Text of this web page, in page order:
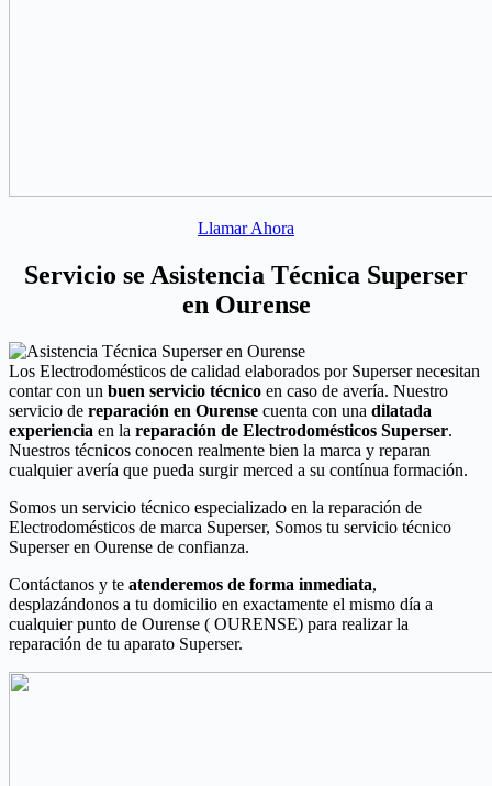
Llamar Ahora
Servicio se Asistencia Técnica Superser
en Ourense
Los Electrodomésticos de calidad elaborados por Superser necesitan
contar con un buen servicio técnico en caso de avería. Nuestro
servicio de reparación en Ourense cuenta con una dilatada
experiencia en la reparación de Electrodomésticos Superser.
Nuestros técnicos conocen realmente bien la marca y reparan
cualquier avería que pueda surgir merced a su contínua formación.
Somos un servicio técnico especializado en la reparación de
Electrodomésticos de marca Superser, Somos tu servicio técnico
Superser en Ourense de confianza.
Contáctanos y te atenderemos de forma inmediata,
desplazándonos a tu domicilio en exactamente el mismo día a
cualquier punto de Ourense ( OURENSE) para realizar la
reparación de tu aparato Superser.